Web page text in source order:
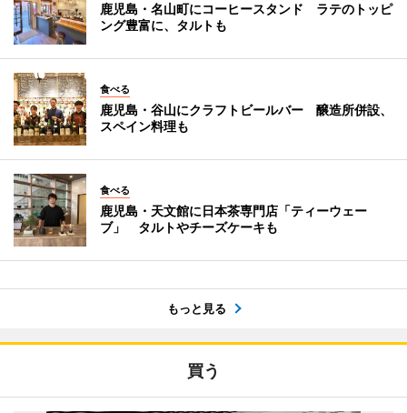
鹿児島・名山町にコーヒースタンド ラテのトッピ
ング豊富に、タルトも
食べる
鹿児島・谷山にクラフトビールバー 醸造所併設、
スペイン料理も
食べる
鹿児島・天文館に日本茶専門店「ティーウェー
ブ」 タルトやチーズケーキも
もっと見る
買う